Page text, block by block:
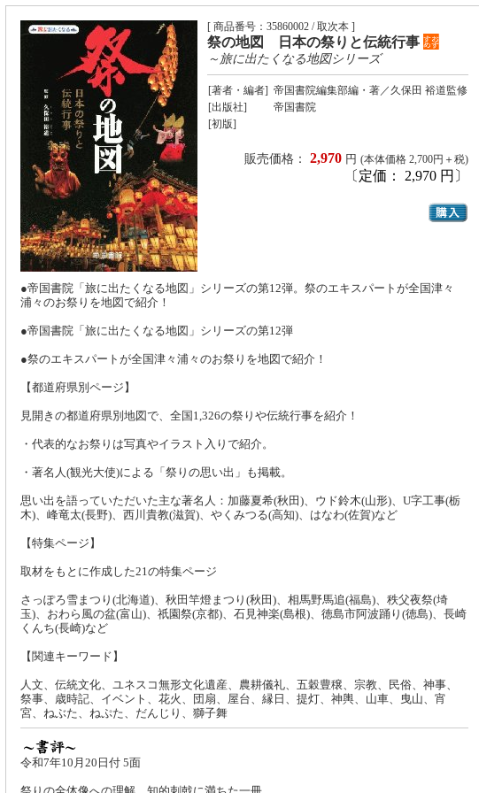
[ 商品番号：35860002 / 取次本 ]
祭の地図 日本の祭りと伝統行事
～旅に出たくなる地図シリーズ
[著者・編者] 帝国書院編集部編・著／久保田 裕道監修
[出版社]
帝国書院
[初版]
販売価格： 2,970 円 (本体価格 2,700円＋税)
〔定価： 2,970 円〕
●帝国書院「旅に出たくなる地図」シリーズの第12弾。祭のエキスパートが全国津々
浦々のお祭りを地図で紹介！
●帝国書院「旅に出たくなる地図」シリーズの第12弾
●祭のエキスパートが全国津々浦々のお祭りを地図で紹介！
【都道府県別ページ】
見開きの都道府県別地図で、全国1,326の祭りや伝統行事を紹介！
・代表的なお祭りは写真やイラスト入りで紹介。
・著名人(観光大使)による「祭りの思い出」も掲載。
思い出を語っていただいた主な著名人：加藤夏希(秋田)、ウド鈴木(山形)、U字工事(栃
木)、峰竜太(長野)、西川貴教(滋賀)、やくみつる(高知)、はなわ(佐賀)など
【特集ページ】
取材をもとに作成した21の特集ページ
さっぽろ雪まつり(北海道)、秋田竿燈まつり(秋田)、相馬野馬追(福島)、秩父夜祭(埼
玉)、おわら風の盆(富山)、祇園祭(京都)、石見神楽(島根)、徳島市阿波踊り(徳島)、長崎
くんち(長崎)など
【関連キーワード】
人文、伝統文化、ユネスコ無形文化遺産、農耕儀礼、五穀豊穣、宗教、民俗、神事、
祭事、歳時記、イベント、花火、団扇、屋台、縁日、提灯、神輿、山車、曳山、宵
宮、ねぶた、ねぷた、だんじり、獅子舞
令和7年10月20日付 5面